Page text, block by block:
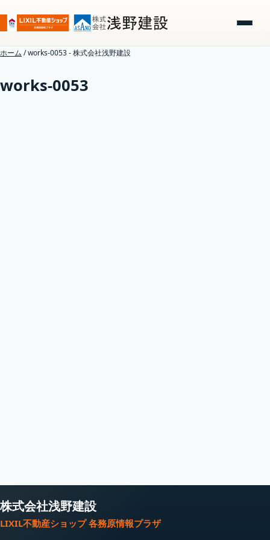
ホーム /works-0053 - 株式会社浅野建設
works-0053
株式会社浅野建設
LIXIL不動産ショップ 各務原情報プラザ